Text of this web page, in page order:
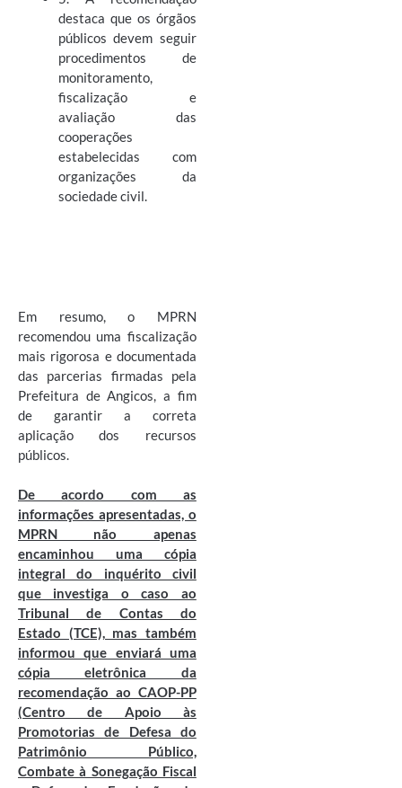
destaca que os órgãos
públicos devem seguir
procedimentos de
monitoramento,
fiscalização e
avaliação das
cooperações
estabelecidas com
organizações da
sociedade civil.
Em resumo, o MPRN
recomendou uma fiscalização
mais rigorosa e documentada
das parcerias firmadas pela
Prefeitura de Angicos, a fim
de garantir a correta
aplicação dos recursos
públicos.
De acordo com as
informações apresentadas, o
MPRN não apenas
encaminhou uma cópia
integral do inquérito civil
que investiga o caso ao
Tribunal de Contas do
Estado (TCE), mas também
informou que enviará uma
cópia eletrônica da
recomendação ao CAOP-PP
(Centro de Apoio às
Promotorias de Defesa do
Patrimônio Público,
Combate à Sonegação Fiscal